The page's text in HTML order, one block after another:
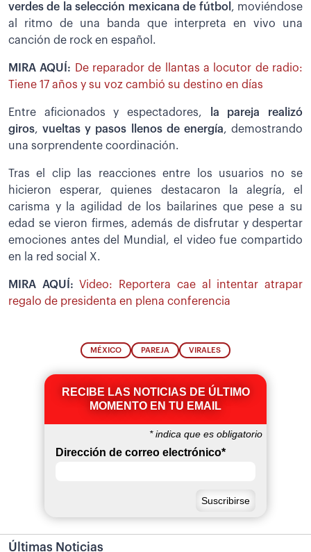
verdes de la selección mexicana de fútbol , moviéndose
al ritmo de una banda que interpreta en vivo una
canción de rock en español.
MIRA AQUÍ: De reparador de llantas a locutor de radio:
Tiene 17 años y su voz cambió su destino en días
Entre aficionados y espectadores,
la pareja realizó
giros,vueltas y pasos llenos de energía, demostrando
una sorprendente coordinación.
Tras el clip las reacciones entre los usuarios no se
hicieron esperar, quienes destacaron la alegría, el
carisma y la agilidad de los bailarines que pese a su
edad se vieron firmes, además de disfrutar y despertar
emociones antes del Mundial, el video fue compartido
en la red social X.
MIRA AQUÍ:Video: Reportera cae al intentar atrapar
regalo de presidenta en plena conferencia
MÉXICO PAREJA VIRALES
RECIBE LAS NOTICIAS DE ÚLTIMO
MOMENTO EN TU EMAIL
*indica que es obligatorio
Dirección de correo electrónico*
Últimas Noticias